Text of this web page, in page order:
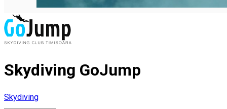
Skydiving GoJump
Skydiving